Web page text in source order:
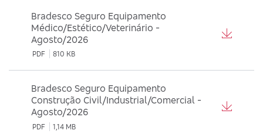
Bradesco Seguro Equipamento
Médico/Estético/Veterinário -
Agosto/2026
PDF 810 KB
Bradesco Seguro Equipamento
Construção Civil/Industrial/Comercial -
Agosto/2026
PDF 1,14 MB